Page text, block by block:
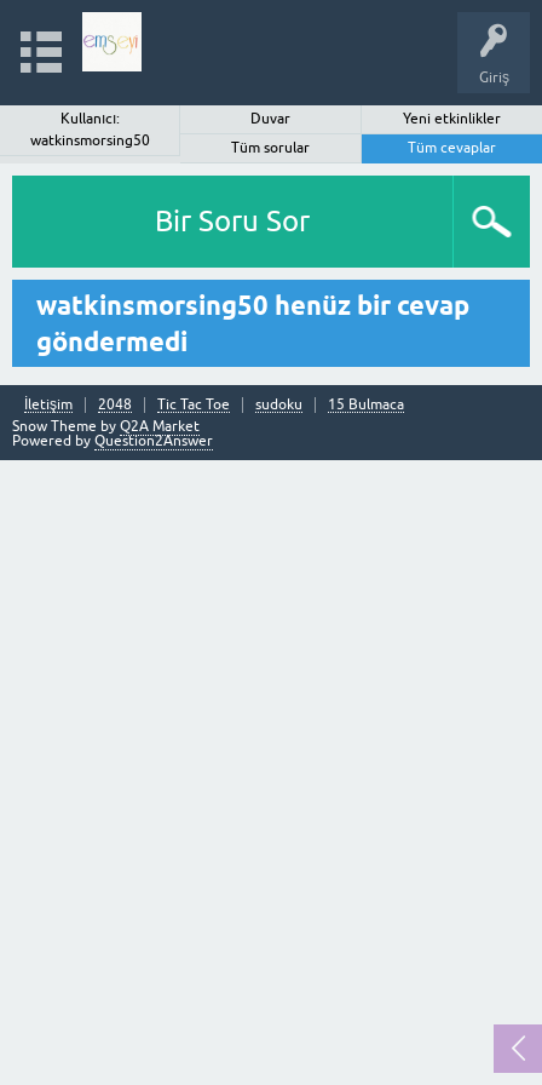
Giriş
Kullanıcı:
watkinsmorsing50
Duvar
Yeni etkinlikler
Tüm sorular
Tüm cevaplar
Bir Soru Sor
watkinsmorsing50 henüz bir cevap
göndermedi
İletişim 2048 Tic Tac Toe sudoku
15 Bulmaca
Snow Theme by Q2A Market
Powered by Question2Answer